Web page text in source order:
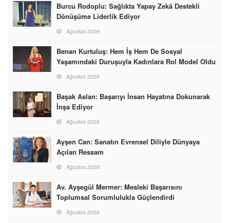
Burcu Rodoplu: Sağlıkta Yapay Zekâ Destekli
Dönüşüme Liderlik Ediyor
Ağustos 2026
Benan Kurtuluş: Hem İş Hem De Sosyal
Yaşamındaki Duruşuyla Kadınlara Rol Model Oldu
Ağustos 2026
Başak Aslan: Başarıyı İnsan Hayatına Dokunarak
İnşa Ediyor
Ağustos 2026
Ayşen Can: Sanatın Evrensel Diliyle Dünyaya
Açılan Ressam
Ağustos 2026
Av. Ayşegül Mermer: Mesleki Başarısını
Toplumsal Sorumlulukla Güçlendirdi
Ağustos 2026